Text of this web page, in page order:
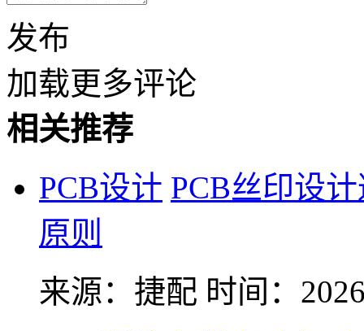
发布
加载更多评论
相关推荐
PCB设计 PCB丝印设
原则
来源：捷配 时间：